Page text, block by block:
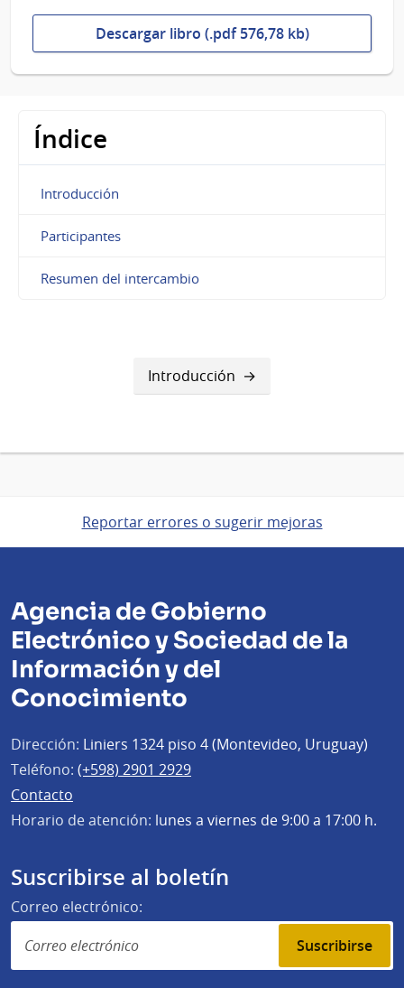
Descargar libro (.pdf 576,78 kb)
Índice
Introducción
Participantes
Resumen del intercambio
Introducción
Reportar errores o sugerir mejoras
Agencia de Gobierno
Electrónico y Sociedad de la
Información y del
Conocimiento
Dirección: Liniers 1324 piso 4 (Montevideo, Uruguay)
Teléfono: (+598) 2901 2929
Contacto
Horario de atención: lunes a viernes de 9:00 a 17:00 h.
Suscribirse al boletín
Correo electrónico:
Suscribirse